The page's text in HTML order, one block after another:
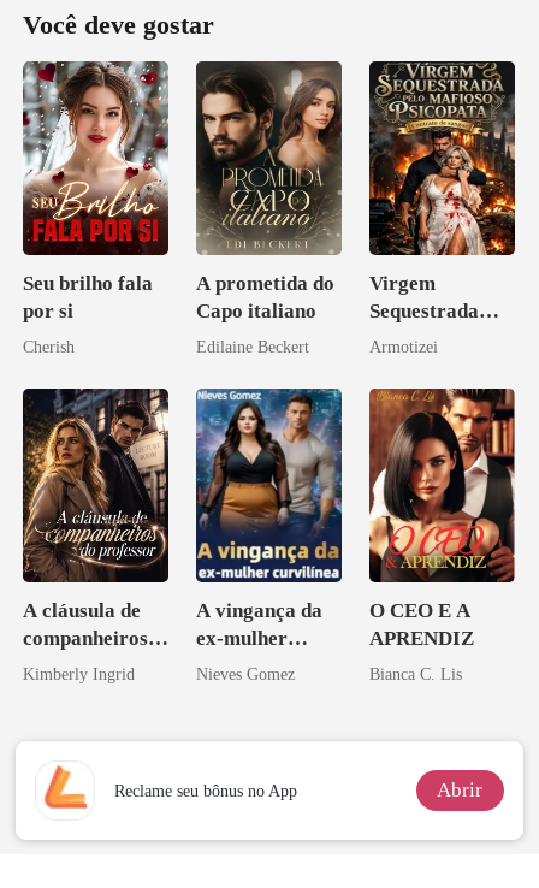
Você deve gostar
Seu brilho fala
por si
Cherish
A prometida do
Capo italiano
Edilaine Beckert
Virgem
Sequestrada
pelo Mafioso
CONTRATO
DE SANGUE
Armotizei
A cláusula de
companheiros
do professor
Kimberly Ingrid
A vingança da
ex-mulher
curvilínea
Nieves Gomez
O CEO E A
APRENDIZ
Bianca C. Lis
Reclame seu bônus no App Abrir